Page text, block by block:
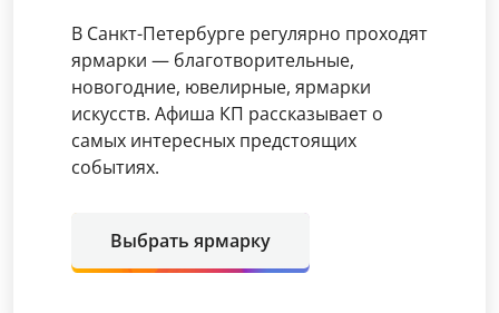
В Санкт-Петербурге регулярно проходят
ярмарки — благотворительные,
новогодние, ювелирные, ярмарки
искусств. Афиша КП рассказывает о
самых интересных предстоящих
событиях.
Выбрать ярмарку